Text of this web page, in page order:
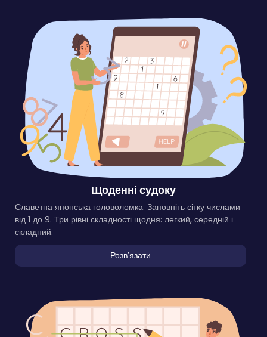
Щоденні судоку
Славетна японська головоломка. Заповніть сітку числами
від 1 до 9. Три рівні складності щодня: легкий, середній і
складний.
Розвʼязати